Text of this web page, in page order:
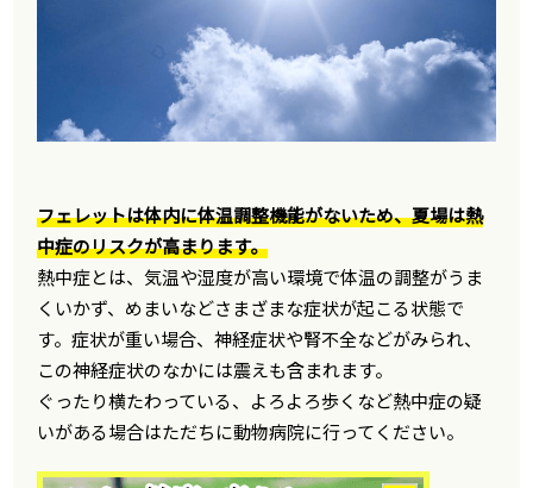
フェレットは体内に体温調整機能がないため、夏場は熱
中症のリスクが高まります。
熱中症とは、気温や湿度が高い環境で体温の調整がうま
くいかず、めまいなどさまざまな症状が起こる状態で
す。症状が重い場合、神経症状や腎不全などがみられ、
この神経症状のなかには震えも含まれます。
ぐったり横たわっている、よろよろ歩くなど熱中症の疑
いがある場合はただちに動物病院に行ってください。